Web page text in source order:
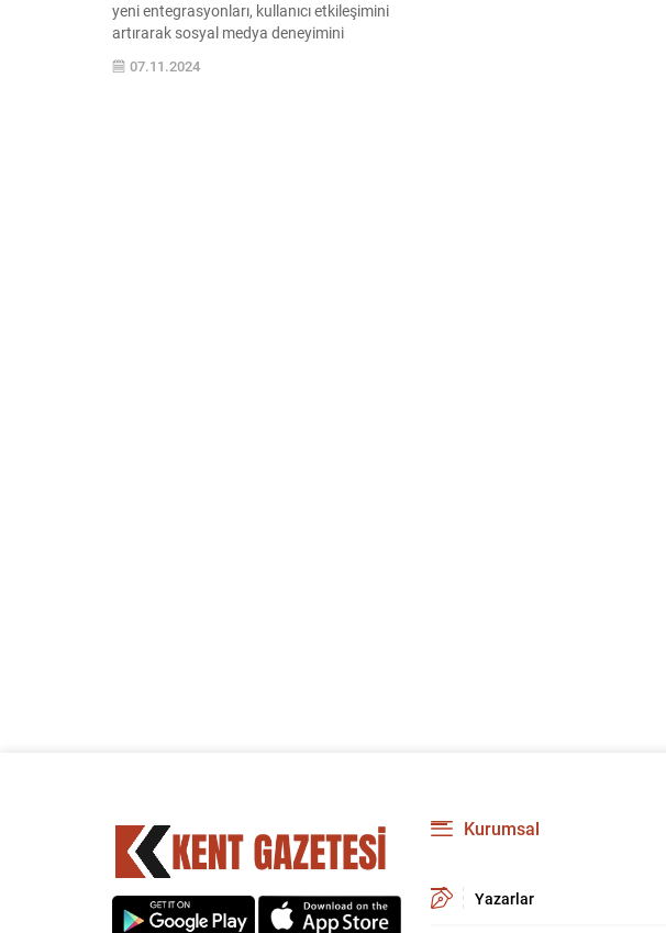
yeni entegrasyonları, kullanıcı etkileşimini
artırarak sosyal medya deneyimini
zenginleştiriyor. Bu yenilikler sayesinde
iletişim daha akıcı ve etkileşim daha etkili
07.11.2024
Kurumsal
Yazarlar